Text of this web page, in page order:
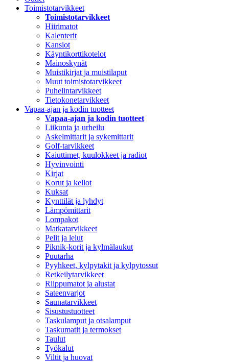
Toimistotarvikkeet
Toimistotarvikkeet
Hiirimatot
Kalenterit
Kansiot
Käyntikorttikotelot
Mainoskynät
Muistikirjat ja muistilaput
Muut toimistotarvikkeet
Puhelintarvikkeet
Tietokonetarvikkeet
Vapaa-ajan ja kodin tuotteet
Vapaa-ajan ja kodin tuotteet
Liikunta ja urheilu
Askelmittarit ja sykemittarit
Golf-tarvikkeet
Kaiuttimet, kuulokkeet ja radiot
Hyvinvointi
Kirjat
Korut ja kellot
Kuksat
Kynttilät ja lyhdyt
Lämpömittarit
Lompakot
Matkatarvikkeet
Pelit ja lelut
Piknik-korit ja kylmälaukut
Puutarha
Pyyhkeet, kylpytakit ja kylpytossut
Retkeilytarvikkeet
Riippumatot ja alustat
Sateenvarjot
Saunatarvikkeet
Sisustustuotteet
Taskulamput ja otsalamput
Taskumatit ja termokset
Taulut
Työkalut
Viltit ja huovat